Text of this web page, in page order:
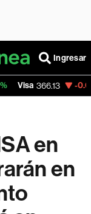
Ingresar
-0.04%
en
en